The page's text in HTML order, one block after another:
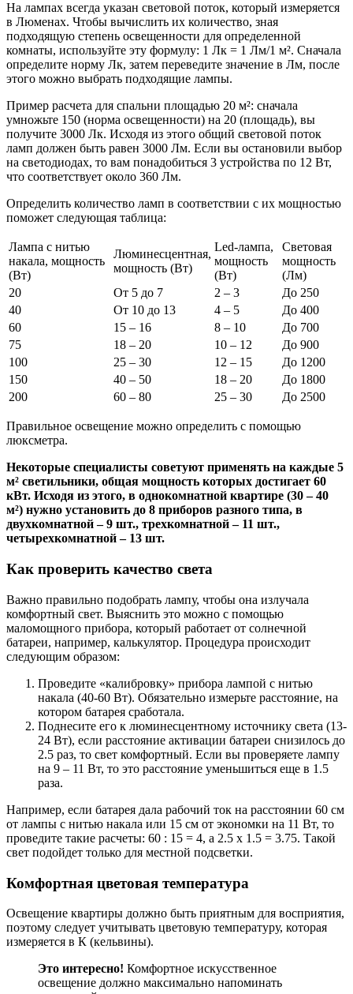
На лампах всегда указан световой поток, который измеряется
в Люменах. Чтобы вычислить их количество, зная
подходящую степень освещенности для определенной
комнаты, используйте эту формулу: 1 Лк = 1 Лм/1 м². Сначала
определите норму Лк, затем переведите значение в Лм, после
этого можно выбрать подходящие лампы.
Пример расчета для спальни площадью 20 м²: сначала
умножьте 150 (норма освещенности) на 20 (площадь), вы
получите 3000 Лк. Исходя из этого общий световой поток
ламп должен быть равен 3000 Лм. Если вы остановили выбор
на светодиодах, то вам понадобиться 3 устройства по 12 Вт,
что соответствует около 360 Лм.
Определить количество ламп в соответствии с их мощностью
поможет следующая таблица:
Лампа с нитью
накала, мощность
(Вт)
Люминесцентная,
мощность (Вт)
Led-лампа,
мощность
(Вт)
Световая
мощность
(Лм)
20
От 5 до 7 2 – 3
До 250
40
От 10 до 13 4 – 5
До 400
60
15 – 16 8 – 10
До 700
75
18 – 20 10 – 12
До 900
100
25 – 30 12 – 15
До 1200
150
40 – 50 18 – 20
До 1800
200
60 – 80 25 – 30 До 2500
Правильное освещение можно определить с помощью
люксметра.
Некоторые специалисты советуют применять на каждые 5
м² светильники, общая мощность которых достигает 60
кВт. Исходя из этого, в однокомнатной квартире (30 – 40
м²) нужно установить до 8 приборов разного типа, в
двухкомнатной – 9 шт., трехкомнатной – 11 шт.,
четырехкомнатной – 13 шт.
Как проверить качество света
Важно правильно подобрать лампу, чтобы она излучала
комфортный свет. Выяснить это можно с помощью
маломощного прибора, который работает от солнечной
батареи, например, калькулятор. Процедура происходит
следующим образом:
Проведите «калибровку» прибора лампой с нитью
накала (40-60 Вт). Обязательно измерьте расстояние, на
котором батарея сработала.
Поднесите его к люминесцентному источнику света (13-
24 Вт), если расстояние активации батареи снизилось до
2.5 раз, то свет комфортный. Если вы проверяете лампу
на 9 – 11 Вт, то это расстояние уменьшиться еще в 1.5
раза.
Например, если батарея дала рабочий ток на расстоянии 60 см
от лампы с нитью накала или 15 см от экономки на 11 Вт, то
проведите такие расчеты: 60 : 15 = 4, а 2.5 х 1.5 = 3.75. Такой
свет подойдет только для местной подсветки.
Комфортная цветовая температура
Освещение квартиры должно быть приятным для восприятия,
поэтому следует учитывать цветовую температуру, которая
измеряется в К (кельвины).
Это интересно! Комфортное искусственное
освещение должно максимально напоминать